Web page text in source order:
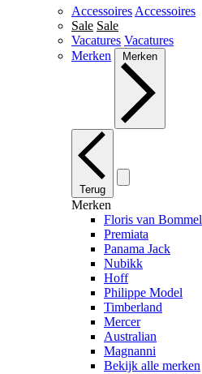
Accessoires Accessoires
Sale Sale
Vacatures Vacatures
Merken
Merken
Terug
Merken
Floris van Bommel
Premiata
Panama Jack
Nubikk
Hoff
Philippe Model
Timberland
Mercer
Australian
Magnanni
Bekijk alle merken